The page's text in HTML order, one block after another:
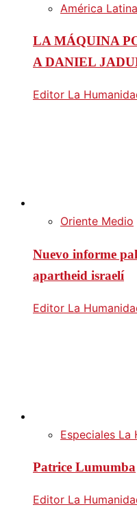
América Latina
LA MÁQUINA
A DANIEL
Editor La
Oriente Medio
Nuevo informe
apartheid israelí
Editor La
Especiales La
Patrice Lumumba
Editor La